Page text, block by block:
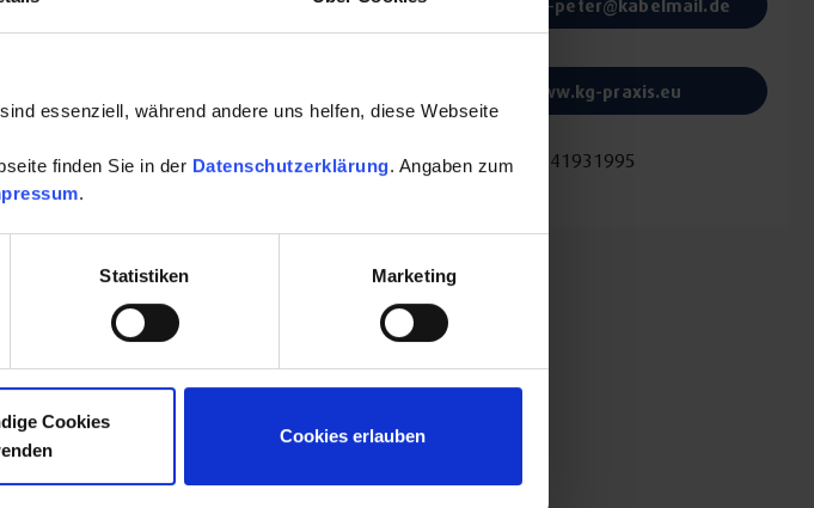
essenziell, während andere uns helfen, diese Webseite
finden Sie in der Datenschutzerklärung. Angaben zum
.
Statistiken Marketing
Cookies
Cookies erlauben
gegen alle Arten von Schmerz und
einer guten Grundausbildung und
und bekommt bei uns eine individuelle
martina-peter@kabelmail.de
www.kg-praxis.eu
Fax: +499741931995